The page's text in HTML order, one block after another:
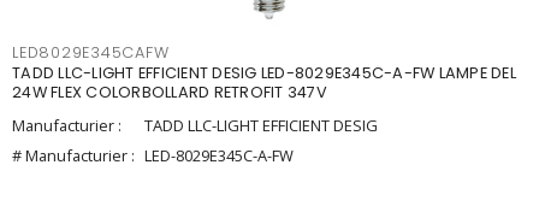
LED8029E345CAFW
TADD LLC-LIGHT EFFICIENT DESIG LED-8029E345C-A-FW LAMPE DEL
24W FLEX COLORBOLLARD RETROFIT 347V
Manufacturier :
TADD LLC-LIGHT EFFICIENT DESIG
# Manufacturier : LED-8029E345C-A-FW